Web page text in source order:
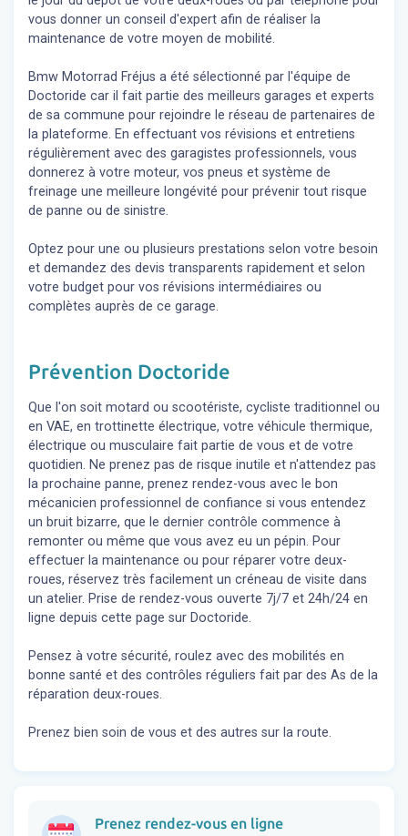
vous donner un conseil d'expert afin de réaliser la
maintenance de votre moyen de mobilité.
Bmw Motorrad Fréjus a été sélectionné par l'équipe de
Doctoride car il fait partie des meilleurs garages et experts
de sa commune pour rejoindre le réseau de partenaires de
la plateforme. En effectuant vos révisions et entretiens
régulièrement avec des garagistes professionnels, vous
donnerez à votre moteur, vos pneus et système de
freinage une meilleure longévité pour prévenir tout risque
de panne ou de sinistre.
Optez pour une ou plusieurs prestations selon votre besoin
et demandez des devis transparents rapidement et selon
votre budget pour vos révisions intermédiaires ou
complètes auprès de ce garage.
Prévention Doctoride
Que l'on soit motard ou scootériste, cycliste traditionnel ou
en VAE, en trottinette électrique, votre véhicule thermique,
électrique ou musculaire fait partie de vous et de votre
quotidien. Ne prenez pas de risque inutile et n'attendez pas
la prochaine panne, prenez rendez-vous avec le bon
mécanicien professionnel de confiance si vous entendez
un bruit bizarre, que le dernier contrôle commence à
remonter ou même que vous avez eu un pépin. Pour
effectuer la maintenance ou pour réparer votre deux-
roues, réservez très facilement un créneau de visite dans
un atelier. Prise de rendez-vous ouverte 7j/7 et 24h/24 en
ligne depuis cette page sur Doctoride.
Pensez à votre sécurité, roulez avec des mobilités en
bonne santé et des contrôles réguliers fait par des As de la
réparation deux-roues.
Prenez bien soin de vous et des autres sur la route.
Prenez rendez-vous en ligne